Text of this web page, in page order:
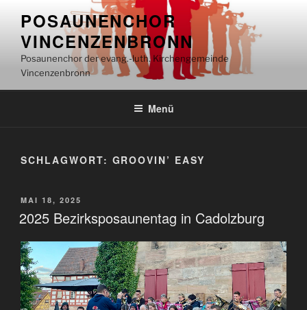
springen
Inhalt
springen
POSAUNENCHOR
VINCENZENBRONN
Posaunenchor der evang.-luth. Kirchengemeinde
Vincenzenbronn
Menü
SCHLAGWORT: GROOVIN’ EASY
VERÖFFENTLICHT
AM
MAI 18, 2025
2025 Bezirksposaunentag in Cadolzburg